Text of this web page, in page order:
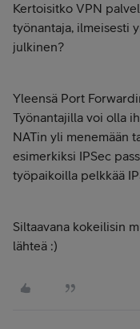
Kertoisitko VPN
työnantaja, ilmeisesti
julkinen?
Yleensä Port
Työnantajilla voi olla
NATin yli menemään
esimerkiksi IPSec
työpaikoilla pelkkää
Siltaavana kokeilisin
lähteä :)